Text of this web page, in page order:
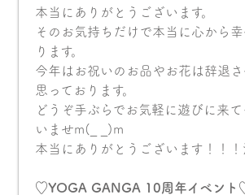
本当にありがとうございます。
そのお気持ちだけで本当に心から
ります。
今年はお祝いのお品やお花は辞退さ
思っております。
どうぞ手ぶらでお気軽に遊びに来て
いませm(_ _)m
本当にありがとうございます！！！
♡YOGA GANGA 10周年イベント